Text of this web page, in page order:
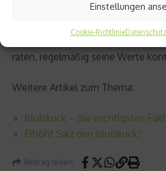
Einstellungen
Cookie-RichtlinieDatenschutz
man auch rechtzeitig reagieren
man jedem, egal ob Sportler oder
raten, regelmäßig seine Werte
Weitere Artikel zum Thema:
Blutdruck – die wichtigsten
Erhöht Salz den Blutdruck?
Beitrag teilen